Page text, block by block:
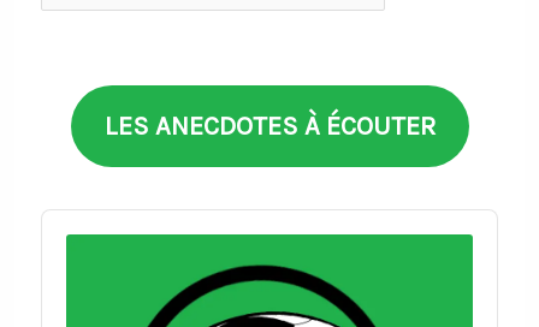
LES ANECDOTES À ÉCOUTER
Audio
Player